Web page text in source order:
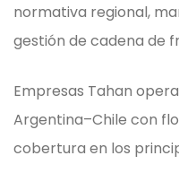
normativa regional,
gestión de cadena de
Empresas Tahan
Argentina–Chile con
cobertura en los